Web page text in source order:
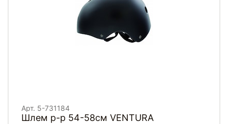
Арт. 5-731184
Шлем р-р 54-58см VENTURA